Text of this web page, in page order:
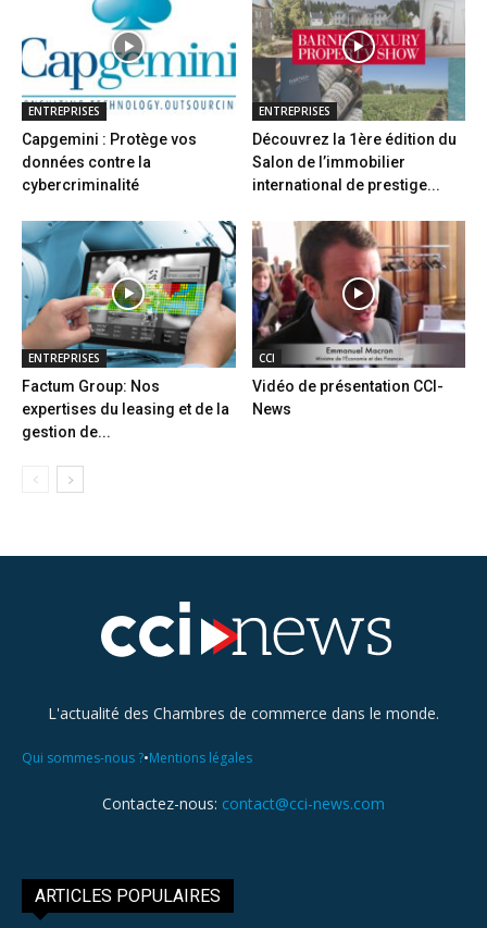
ENTREPRISES
Capgemini : Protège vos
données contre la
cybercriminalité
ENTREPRISES
Découvrez la 1ère édition du
Salon de l’immobilier
international de prestige...
ENTREPRISES
Factum Group: Nos
expertises du leasing et de la
gestion de...
CCI
Vidéo de présentation CCI-
News
L'actualité des Chambres de commerce dans le monde.
Qui sommes-nous ?•Mentions légales
Contactez-nous: contact@cci-news.com
ARTICLES POPULAIRES